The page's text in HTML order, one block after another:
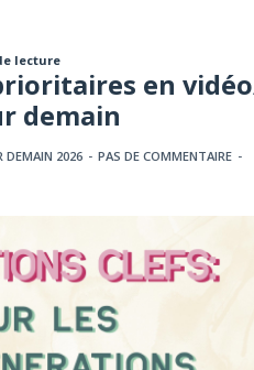
lecture
en
demain
DEMAIN 2026 - PAS DE COMMENTAIRE -